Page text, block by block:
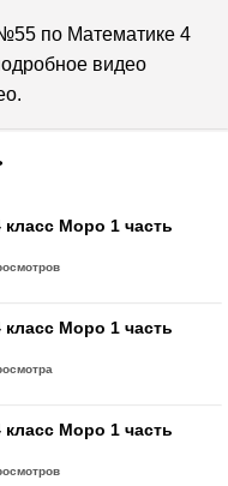
по Математике 4
видео
класс Моро 1 часть
класс Моро 1 часть
класс Моро 1 часть